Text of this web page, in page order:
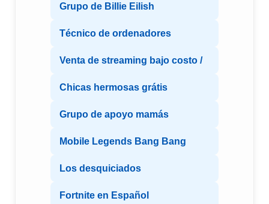
Grupo de Billie Eilish
Técnico de ordenadores
Venta de streaming bajo costo /
Chicas hermosas grátis
Grupo de apoyo mamás
Mobile Legends Bang Bang
Los desquiciados
Fortnite en Español